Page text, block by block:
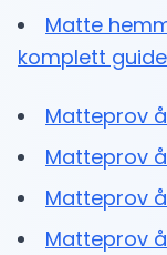
Matte
komplett guide
Matteprov
Matteprov
Matteprov
Matteprov